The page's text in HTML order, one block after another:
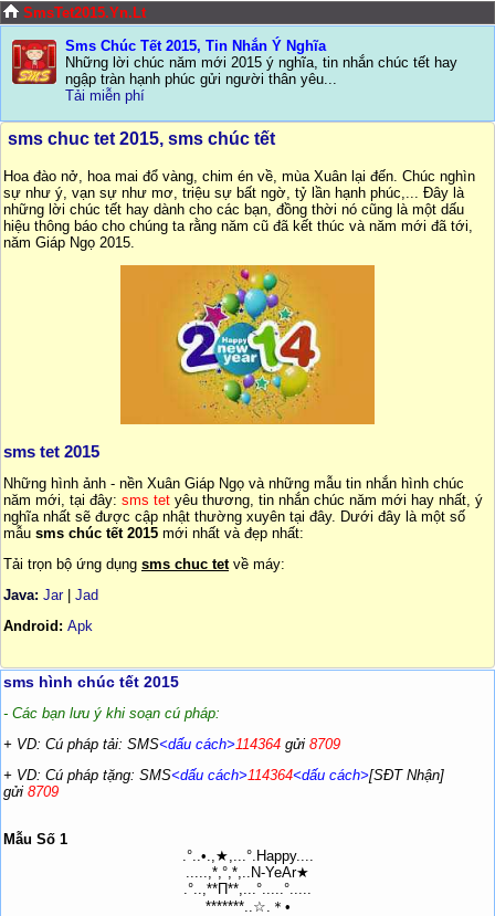
SmsTet2015.Yn.Lt
Sms Chúc Tết 2015, Tin Nhắn Ý Nghĩa
Những lời chúc năm mới 2015 ý nghĩa, tin nhắn chúc tết hay
ngập tràn hạnh phúc gửi người thân yêu...
Tải miễn phí
sms chuc tet 2015, sms chúc tết
Hoa đào nở, hoa mai đổ vàng, chim én về, mùa Xuân lại đến. Chúc nghìn
sự như ý, vạn sự như mơ, triệu sự bất ngờ, tỷ lần hạnh phúc,... Đây là
những lời chúc tết hay dành cho các bạn, đồng thời nó cũng là một dấu
hiệu thông báo cho chúng ta rằng năm cũ đã kết thúc và năm mới đã tới,
năm Giáp Ngọ 2015.
sms tet 2015
Những hình ảnh - nền Xuân Giáp Ngọ và những mẫu tin nhắn hình chúc
năm mới, tại đây: sms tet yêu thương, tin nhắn chúc năm mới hay nhất, ý
nghĩa nhất sẽ được cập nhật thường xuyên tại đây. Dưới đây là một số
mẫu sms chúc tết 2015 mới nhất và đẹp nhất:
Tải trọn bộ ứng dụng sms chuc tetvề máy:
Java: Jar| Jad
Android: Apk
sms hình chúc tết 2015
- Các bạn lưu ý khi soạn cú pháp:
+ VD: Cú pháp tải: SMS<dấu cách>114364 gửi 8709
+ VD: Cú pháp tặng: SMS<dấu cách>114364<dấu cách>[SĐT Nhận]
gửi 8709
Mẫu Số 1
.°..•.,★,...°.Happy....
.....,*,°,*,..N-YeAr★
.°..,**Π**,...°.....°.....
*******..☆.＊•